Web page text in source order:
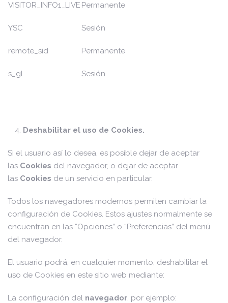
VISITOR_INFO1_LIVE
YSC
remote_sid
s_gl
Permanente
Sesión
Permanente
Sesión
Deshabilitar el uso de Cookies.
Si el usuario así lo desea, es posible dejar de aceptar
las Cookies del navegador, o dejar de aceptar
las Cookies de un servicio en particular.
Todos los navegadores modernos permiten cambiar la
configuración de Cookies. Estos ajustes normalmente se
encuentran en las “Opciones” o “Preferencias” del menú
del navegador.
El usuario podrá, en cualquier momento, deshabilitar el
uso de Cookies en este sitio web mediante:
La configuración del navegador, por ejemplo: